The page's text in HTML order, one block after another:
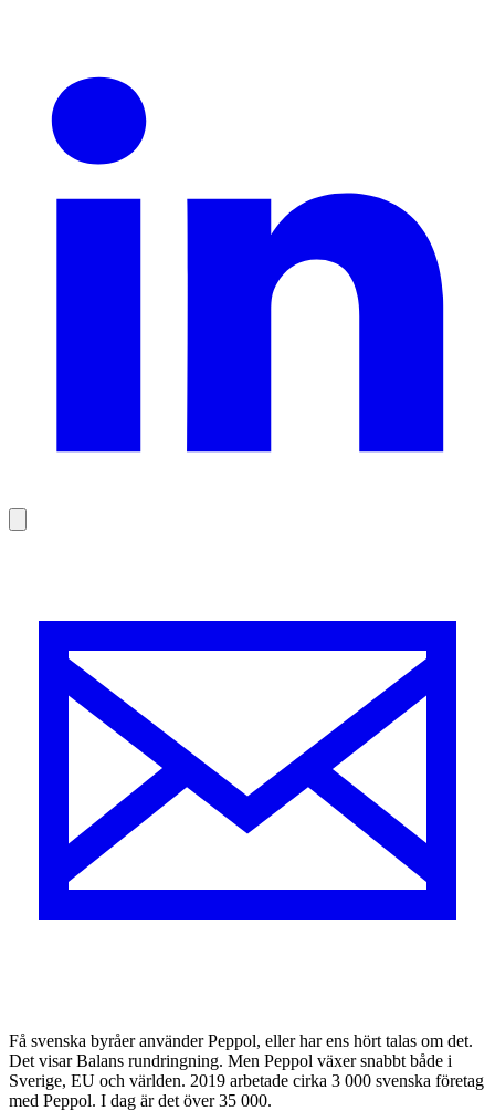
Få svenska byråer använder Peppol, eller har ens hört talas om det.
Det visar Balans rundringning. Men Peppol växer snabbt både i
Sverige, EU och världen. 2019 arbetade cirka 3 000 svenska företag
med Peppol. I dag är det över 35 000.